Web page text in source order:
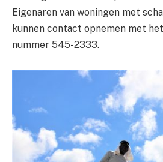
Eigenaren van woningen met
kunnen contact opnemen met
nummer 545-2333.